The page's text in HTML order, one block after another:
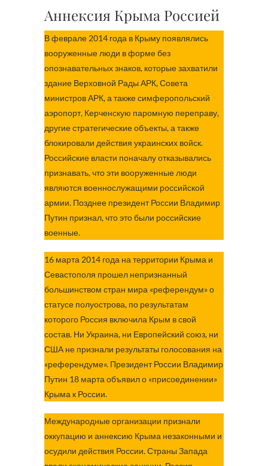
Аннексия Крыма Россией
В феврале 2014 года в Крыму появлялись
вооруженные люди в форме без
опознавательных знаков, которые захватили
здание Верховной Рады АРК, Совета
министров АРК, а также симферопольский
аэропорт, Керченскую паромную переправу,
другие стратегические объекты, а также
блокировали действия украинских войск.
Российские власти поначалу отказывались
признавать, что эти вооруженные люди
являются военнослужащими российской
армии. Позднее президент России Владимир
Путин признал, что это были российские
военные.
16 марта 2014 года на территории Крыма и
Севастополя прошел непризнанный
большинством стран мира «референдум» о
статусе полуострова, по результатам
которого Россия включила Крым в свой
состав. Ни Украина, ни Европейский союз, ни
США не признали результаты голосования на
«референдуме». Президент России Владимир
Путин 18 марта объявил о «присоединении»
Крыма к России.
Международные организации признали
оккупацию и аннексию Крыма незаконными и
осудили действия России. Страны Запада